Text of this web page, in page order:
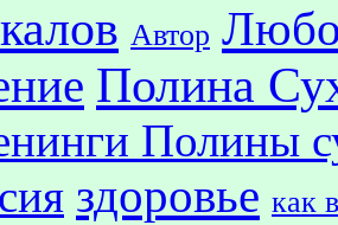
Автор
Полина
Полины
здоровье как